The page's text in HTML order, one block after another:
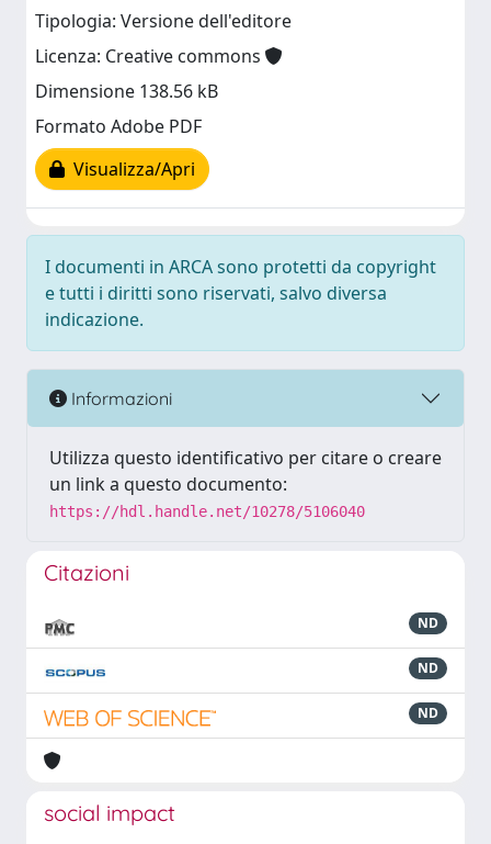
Tipologia: Versione dell'editore
Licenza: Creative commons
Dimensione 138.56 kB
Formato Adobe PDF
Visualizza/Apri
I documenti in ARCA sono protetti da copyright
e tutti i diritti sono riservati, salvo diversa
indicazione.
Informazioni
Utilizza questo identificativo per citare o creare
un link a questo documento:
https://hdl.handle.net/10278/5106040
Citazioni
ND
ND
ND
social impact